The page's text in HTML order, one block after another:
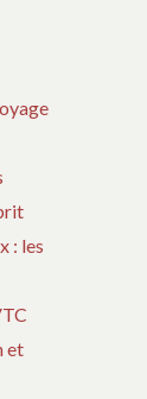
: les
et